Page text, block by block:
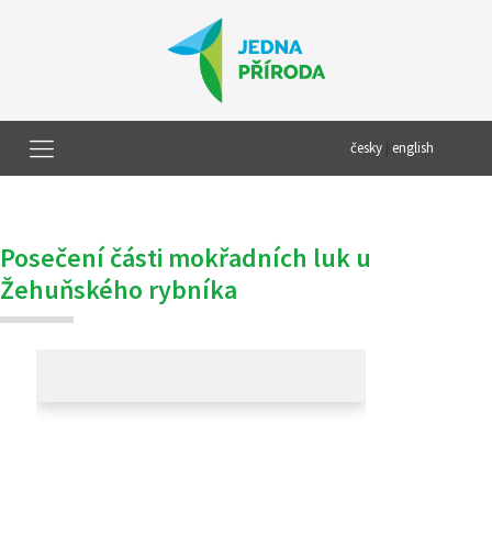
česky english
Posečení části mokřadních luk u
Žehuňského rybníka